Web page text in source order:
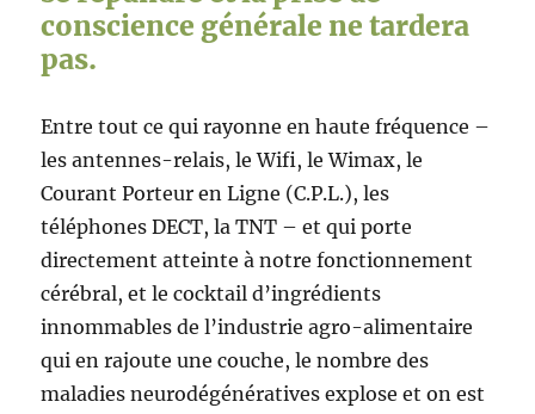
conscience générale ne tardera
pas.
Entre tout ce qui rayonne en haute fréquence –
les antennes-relais, le Wifi, le Wimax, le
Courant Porteur en Ligne (C.P.L.), les
téléphones DECT, la TNT – et qui porte
directement atteinte à notre fonctionnement
cérébral, et le cocktail d’ingrédients
innommables de l’industrie agro-alimentaire
qui en rajoute une couche, le nombre des
maladies neurodégénératives explose et on est